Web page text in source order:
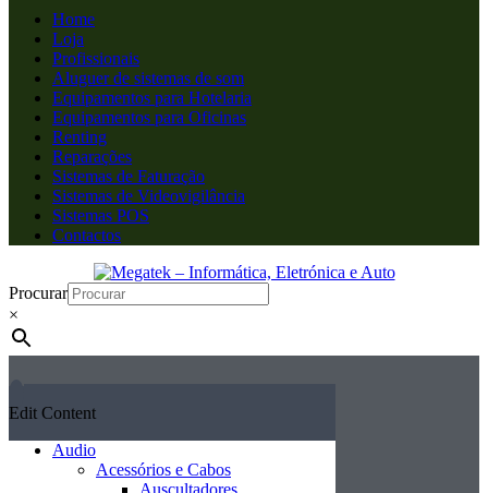
Home
Loja
Profissionais
Aluguer de sistemas de som
Equipamentos para Hotelaria
Equipamentos para Oficinas
Renting
Reparações
Sistemas de Faturação
Sistemas de Videovigilância
Sistemas POS
Contactos
Procurar
×
Edit Content
Audio
Acessórios e Cabos
Auscultadores